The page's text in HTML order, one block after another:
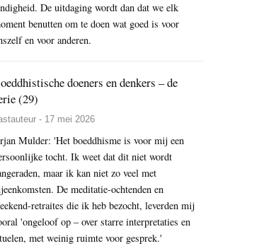
De uitdaging wordt dan dat we elk
benutten om te doen wat goed is voor
en voor anderen.
doeners en denkers – de
(29)
- 17 mei 2026
Mulder: 'Het boeddhisme is voor mij een
tocht. Ik weet dat dit niet wordt
maar ik kan niet zo veel met
De meditatie-ochtenden en
retraites die ik heb bezocht, leverden mij
'ongeloof op – over starre interpretaties en
met weinig ruimte voor gesprek.'